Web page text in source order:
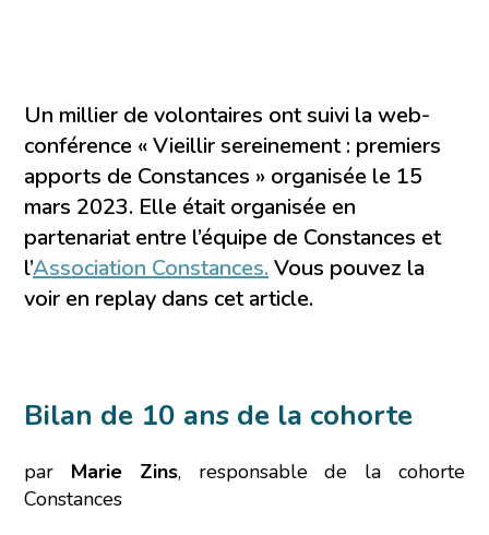
Un millier de volontaires ont suivi la web-
conférence « Vieillir sereinement : premiers
apports de Constances » organisée le 15
mars 2023. Elle était organisée en
partenariat entre l’équipe de Constances et
l’Association Constances. Vous pouvez la
voir en replay dans cet article.
Bilan de 10 ans de la cohorte
par Marie Zins, responsable de la cohorte
Constances